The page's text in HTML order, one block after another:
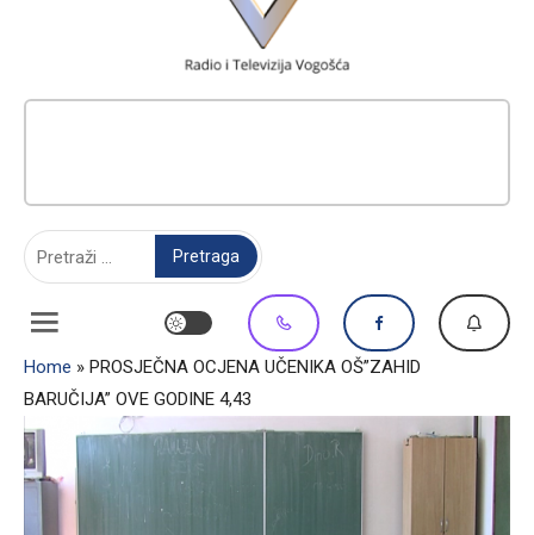
Home » PROSJEČNA OCJENA UČENIKA OŠ”ZAHID
BARUČIJA” OVE GODINE 4,43